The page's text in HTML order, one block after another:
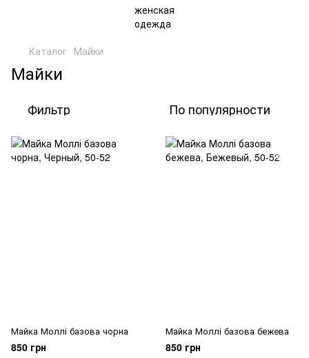
Каталог Майки
Майки
Фильтр По популярности
Майка Моллі базова чорна
850 грн
Майка Моллі базова бежева
850 грн